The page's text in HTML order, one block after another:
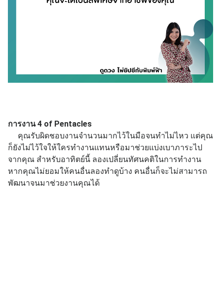
การงาน 4 of Pentacles
คุณรับผิดชอบงานจำนวนมากไว้ในมือจนทำไม่ไหว แต่คุณ
ก็ยังไม่ไว้ใจให้ใครทำงานแทนหรือมาช่วยแบ่งเบาภาระไป
จากคุณ สำหรับอาทิตย์นี้ ลองเปลี่ยนทัศนคติในการทำงาน
หากคุณไม่ยอมให้คนอื่นลองทำดูบ้าง คนอื่นก็จะไม่สามารถ
พัฒนาจนมาช่วยงานคุณได้